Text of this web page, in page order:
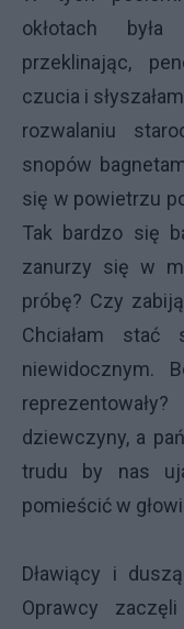
okłotach
przeklinając,
czucia i
rozwalaniu
snopów
się w powietrzu
Tak bardzo się
zanurzy się w
próbę? Czy
Chciałam stać
niewidocznym.
dziewczyny, a
trudu by nas
pomieścić w
Dławiący i
Oprawcy